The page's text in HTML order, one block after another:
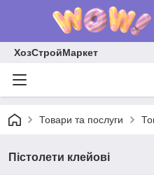
ХозСтройМаркет
Товари та послуги
Пістолети клейові